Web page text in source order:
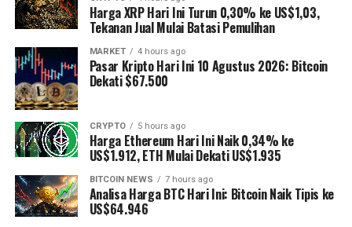
Harga XRP Hari Ini Turun 0,30% ke US$1,03,
Tekanan Jual Mulai Batasi Pemulihan
MARKET 4 hours ago
Pasar Kripto Hari Ini 10 Agustus 2026: Bitcoin
Dekati $67.500
CRYPTO 5 hours ago
Harga Ethereum Hari Ini Naik 0,34% ke
US$1.912, ETH Mulai Dekati US$1.935
BITCOIN NEWS 7 hours ago
Analisa Harga BTC Hari Ini: Bitcoin Naik Tipis ke
US$64.946